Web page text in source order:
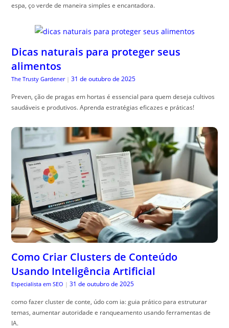
espa, ço verde de maneira simples e encantadora.
Dicas naturais para proteger seus
alimentos
The Trusty Gardener | 31 de outubro de 2025
Preven, ção de pragas em hortas é essencial para quem deseja cultivos
saudáveis e produtivos. Aprenda estratégias eficazes e práticas!
Como Criar Clusters de Conteúdo
Usando Inteligência Artificial
Especialista em SEO | 31 de outubro de 2025
como fazer cluster de conte, údo com ia: guia prático para estruturar
temas, aumentar autoridade e ranqueamento usando ferramentas de
IA.